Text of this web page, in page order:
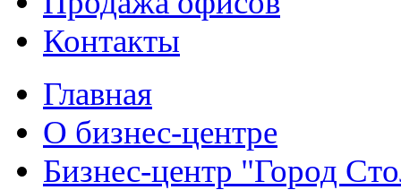
Контакты
Главная
О бизнес-центре
Бизнес-центр "Город